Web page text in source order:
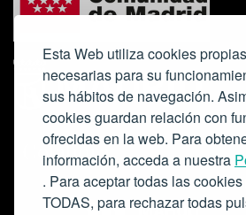
Esta Web utiliza cookies
necesarias para su
sus hábitos de navegación.
cookies guardan relación con
ofrecidas en la web. Para
información, acceda a nuestra
. Para aceptar todas las
TODAS, para rechazar todas
Colabora: